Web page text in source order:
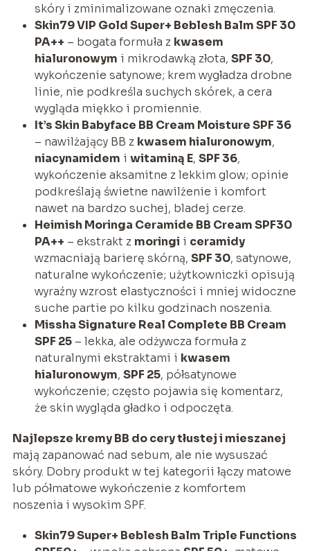
skóry i zminimalizowane oznaki zmęczenia.
Skin79 VIP Gold Super+ Beblesh Balm SPF 30
PA++ – bogata formuła z kwasem
hialuronowym i mikrodawką złota, SPF 30,
wykończenie satynowe; krem wygładza drobne
linie, nie podkreśla suchych skórek, a cera
wygląda miękko i promiennie.
It’s Skin Babyface BB Cream Moisture SPF 36
– nawilżający BB z kwasem hialuronowym,
niacynamidem i witaminą E, SPF 36,
wykończenie aksamitne z lekkim glow; opinie
podkreślają świetne nawilżenie i komfort
nawet na bardzo suchej, bladej cerze.
Heimish Moringa Ceramide BB Cream SPF30
PA++ – ekstrakt z moringi i ceramidy
wzmacniają barierę skórną, SPF 30, satynowe,
naturalne wykończenie; użytkowniczki opisują
wyraźny wzrost elastyczności i mniej widoczne
suche partie po kilku godzinach noszenia.
Missha Signature Real Complete BB Cream
SPF 25– lekka, ale odżywcza formuła z
naturalnymi ekstraktami i kwasem
hialuronowym, SPF 25, półsatynowe
wykończenie; często pojawia się komentarz,
że skin wygląda gładko i odpoczęta.
Najlepsze kremy BB do cery tłustej i mieszanej
mają zapanować nad sebum, ale nie wysuszać
skóry. Dobry produkt w tej kategorii łączy matowe
lub półmatowe wykończenie z komfortem
noszenia i wysokim SPF.
Skin79 Super+ Beblesh Balm Triple Functions